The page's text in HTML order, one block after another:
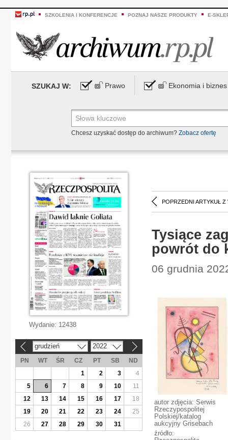
SZKOLENIA I KONFERENCJE POZNAJ NASZE PRODUKTY E-
SZUKAJ W: Prawo Ekonomia i biznes
Chcesz uzyskać dostęp do archiwum? Zobacz ofertę
POPRZEDNI ARTYKUŁ Z
Tysiące
powrót do
06 grudnia
autor zdjęcia: Serwis
Rzeczypospolitej
Polskiej/katalog
aukcyjny Grisebach
źródło:
Wydanie: 12438
grudzień 2022
PN WT ŚR CZ PT SB
ND
1
2 3
4
5
6 7 8 9 10
11
12
13 14 15 16 17
18
19
20 21 22 23 24
25
26
27 28 29 30 31